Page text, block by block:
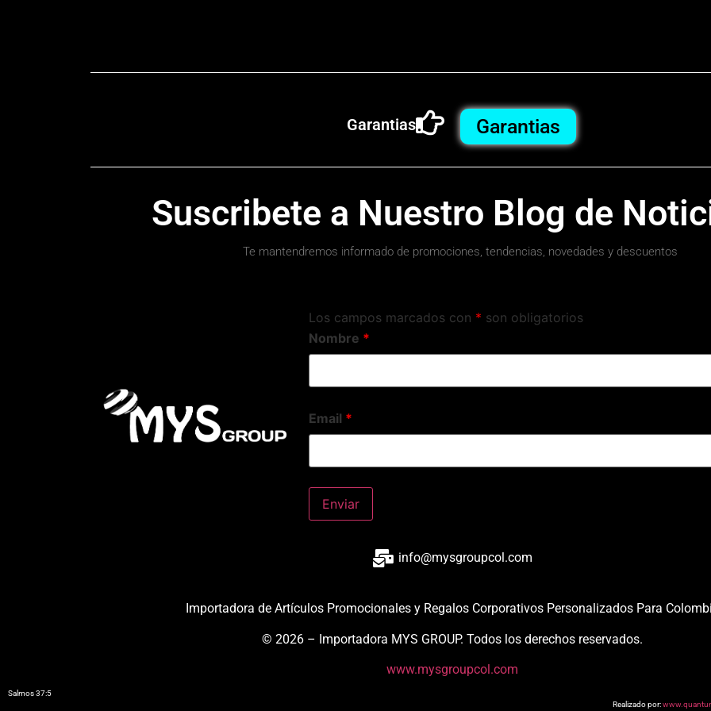
Garantias Garantias
Suscribete a Nuestro Blog de
Te mantendremos informado de promociones, tendencias, novedades y descuentos
Los campos marcados con * son obligatorios
Nombre *
Email *
info@mysgroupcol.com
Importadora de Artículos Promocionales y Regalos Corporativos Personalizados Para
© 2026 – Importadora MYS GROUP. Todos los derechos reservados.
www.mysgroupcol.com
Salmos 37:5
Realizado por: